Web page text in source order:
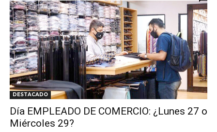
DESTACADO
Día EMPLEADO DE COMERCIO: ¿Lunes 27 o
Miércoles 29?